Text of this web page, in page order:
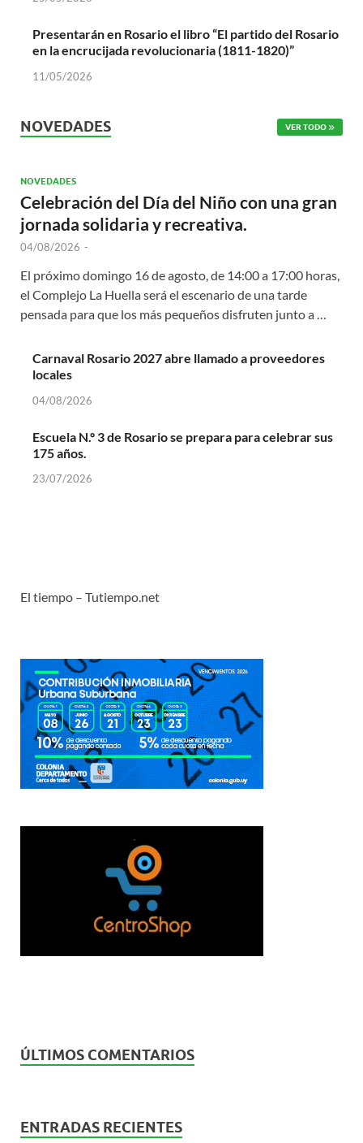
Presentarán en Rosario el libro “El partido del Rosario
en la encrucijada revolucionaria (1811-1820)”
11/05/2026
NOVEDADES VER TODO
NOVEDADES
Celebración del Día del Niño con una gran
jornada solidaria y recreativa.
04/08/2026 -
El próximo domingo 16 de agosto, de 14:00 a 17:00 horas,
el Complejo La Huella será el escenario de una tarde
pensada para que los más pequeños disfruten junto a …
Carnaval Rosario 2027 abre llamado a proveedores
locales
04/08/2026
Escuela N.º 3 de Rosario se prepara para celebrar sus
175 años.
23/07/2026
El tiempo – Tutiempo.net
ÚLTIMOS COMENTARIOS
ENTRADAS RECIENTES